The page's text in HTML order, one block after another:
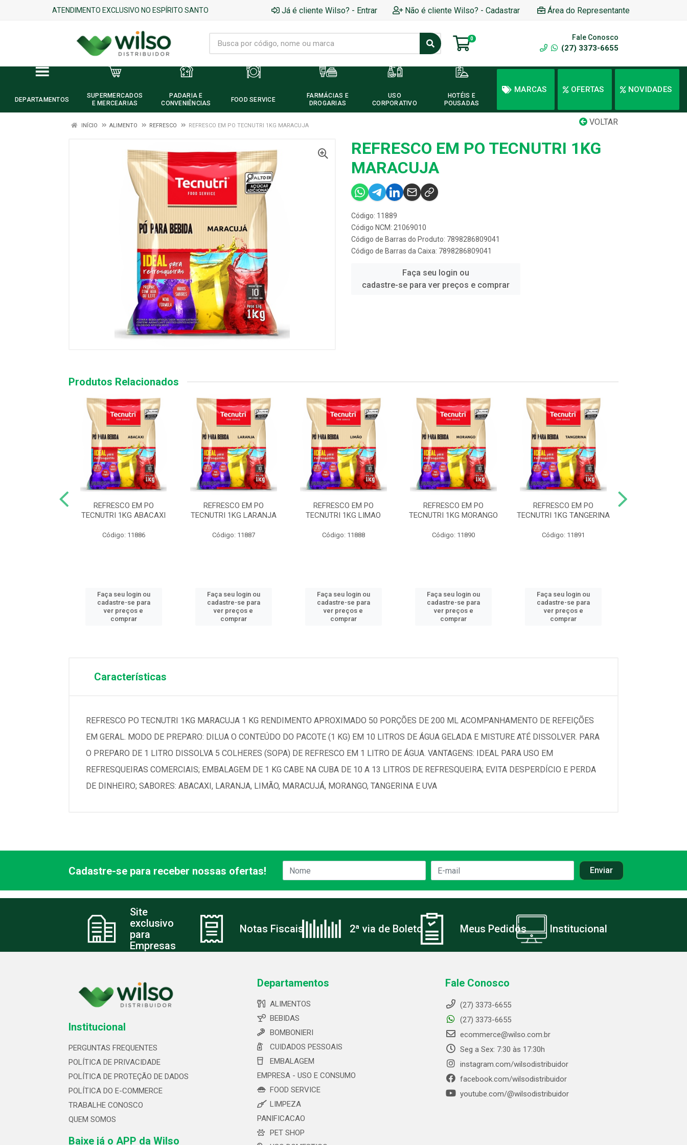
ATENDIMENTO EXCLUSIVO NO ESPÍRITO SANTO Já é cliente Wilso? - Entrar Não é cliente Wilso? - Cadastrar Área do Representante
0 Fale Conosco
(27) 3373-6655
DEPARTAMENTOS
SUPERMERCADOS
E MERCEARIAS
PADARIA E
CONVENIÊNCIAS
FOOD SERVICE
FARMÁCIAS E
DROGARIAS
USO
CORPORATIVO
HOTÉIS E
POUSADAS
MARCAS OFERTAS NOVIDADES
VOLTAR
INÍCIO ALIMENTO REFRESCO REFRESCO EM PO TECNUTRI 1KG MARACUJA
REFRESCO EM PO TECNUTRI 1KG
MARACUJA
Código: 11889
Código NCM: 21069010
Código de Barras do Produto: 7898286809041
Código de Barras da Caixa: 7898286809041
Faça seu login ou
cadastre-se para ver preços e comprar
Produtos Relacionados
REFRESCO EM PO
TECNUTRI 1KG ABACAXI
Código: 11886
Faça seu login ou
cadastre-se para
ver preços e
comprar
REFRESCO EM PO
TECNUTRI 1KG LARANJA
Código: 11887
Faça seu login ou
cadastre-se para
ver preços e
comprar
REFRESCO EM PO
TECNUTRI 1KG LIMAO
Código: 11888
Faça seu login ou
cadastre-se para
ver preços e
comprar
REFRESCO EM PO
TECNUTRI 1KG MORANGO
Código: 11890
Faça seu login ou
cadastre-se para
ver preços e
comprar
REFRESCO EM PO
TECNUTRI 1KG TANGERINA
Código: 11891
Faça seu login ou
cadastre-se para
ver preços e
comprar
Características
REFRESCO PO TECNUTRI 1KG MARACUJA 1 KG RENDIMENTO APROXIMADO 50 PORÇÕES DE 200 ML ACOMPANHAMENTO DE REFEIÇÕES
EM GERAL. MODO DE PREPARO: DILUA O CONTEÚDO DO PACOTE (1 KG) EM 10 LITROS DE ÁGUA GELADA E MISTURE ATÉ DISSOLVER. PARA
O PREPARO DE 1 LITRO DISSOLVA 5 COLHERES (SOPA) DE REFRESCO EM 1 LITRO DE ÁGUA. VANTAGENS: IDEAL PARA USO EM
REFRESQUEIRAS COMERCIAIS; EMBALAGEM DE 1 KG CABE NA CUBA DE 10 A 13 LITROS DE REFRESQUEIRA; EVITA DESPERDÍCIO E PERDA
DE DINHEIRO; SABORES: ABACAXI, LARANJA, LIMÃO, MARACUJÁ, MORANGO, TANGERINA E UVA
Cadastre-se para receber nossas ofertas!
Site
exclusivo
para
Empresas
Notas Fiscais 2ª via de Boleto Meus Pedidos Institucional
Institucional
PERGUNTAS FREQUENTES
POLÍTICA DE PRIVACIDADE
POLÍTICA DE PROTEÇÃO DE DADOS
POLÍTICA DO E-COMMERCE
TRABALHE CONOSCO
QUEM SOMOS
Baixe já o APP da Wilso
Departamentos
ALIMENTOS
BEBIDAS
BOMBONIERI
CUIDADOS PESSOAIS
EMBALAGEM
EMPRESA - USO E CONSUMO
FOOD SERVICE
LIMPEZA
PANIFICACAO
PET SHOP
Fale Conosco
(27) 3373-6655
(27) 3373-6655
ecommerce@wilso.com.br
Seg a Sex: 7:30 às 17:30h
instagram.com/wilsodistribuidor
facebook.com/wilsodistribuidor
youtube.com/@wilsodistribuidor